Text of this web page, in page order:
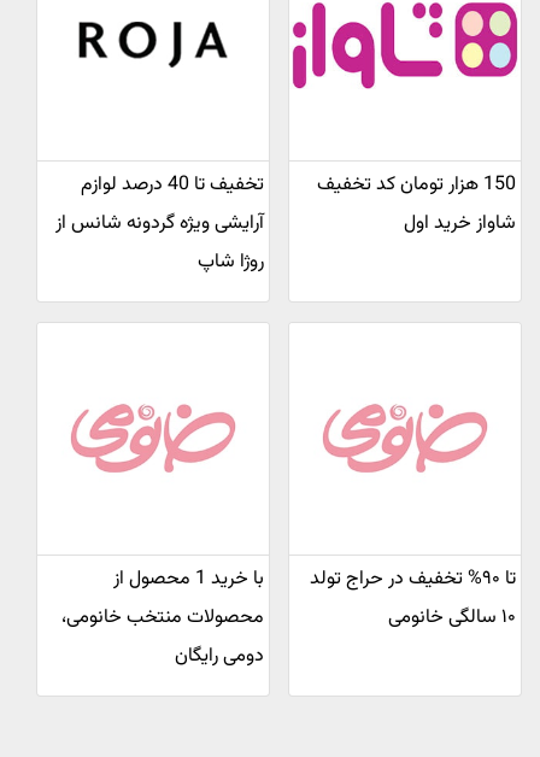
150 هزار تومان کد تخفیف
شاواز خرید اول
تخفیف تا 40 درصد لوازم
آرایشی ویژه گردونه شانس از
روژا شاپ
تا ۹۰% تخفیف در حراج تولد
۱۰ سالگی خانومی
با خرید 1 محصول از
محصولات منتخب خانومی،
دومی رایگان